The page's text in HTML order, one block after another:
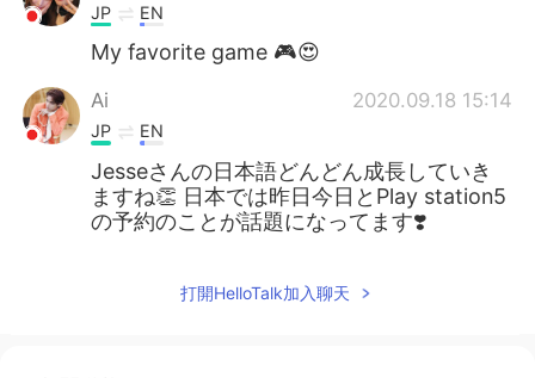
JP EN
My favorite game 🎮😍
Ai 2020.09.18 15:14
JP EN
Jesseさんの日本語どんどん成長していき
ますね👏 日本では昨日今日とPlay station5
の予約のことが話題になってます❣️
打開HelloTalk加入聊天